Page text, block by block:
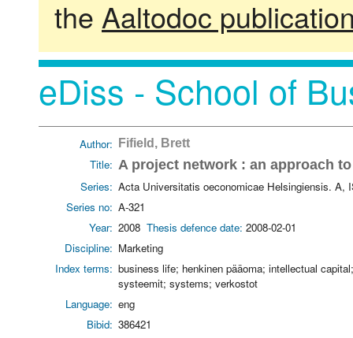
the Aaltodoc
eDiss - School of
Author: Fifield, Brett
Title: A project network : an approach
Series: Acta Universitatis oeconomicae Helsingiensis. A,
Series no: A-321
Year: 2008 Thesis defence date: 2008-02-01
Discipline: Marketing
Index terms: business life; henkinen pääoma; intellectual
systeemit; systems; verkostot
Language: eng
Bibid: 386421